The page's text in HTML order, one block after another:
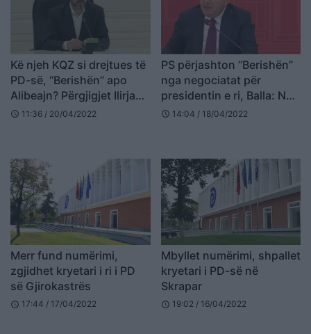
Kë njeh KQZ si drejtues të
PD-së, “Berishën” apo
Alibeajn? Përgjigjet Ilirjan
Celibashi
schedule 11:36 / 20/04/2022
PS përjashton “Berishën”
nga negociatat për
presidentin e ri, Balla: Nuk
i njoh!
schedule 14:04 / 18/04/2022
Merr fund numërimi,
zgjidhet kryetari i ri i PD
së Gjirokastrës
schedule 17:44 / 17/04/2022
Mbyllet numërimi, shpallet
kryetari i PD-së në
Skrapar
schedule 19:02 / 16/04/2022